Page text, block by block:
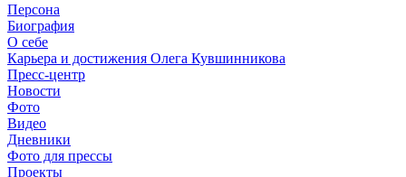
Персона
Биография
О себе
Карьера и достижения Олега Кувшинникова
Пресс-центр
Новости
Фото
Видео
Дневники
Фото для прессы
Проекты